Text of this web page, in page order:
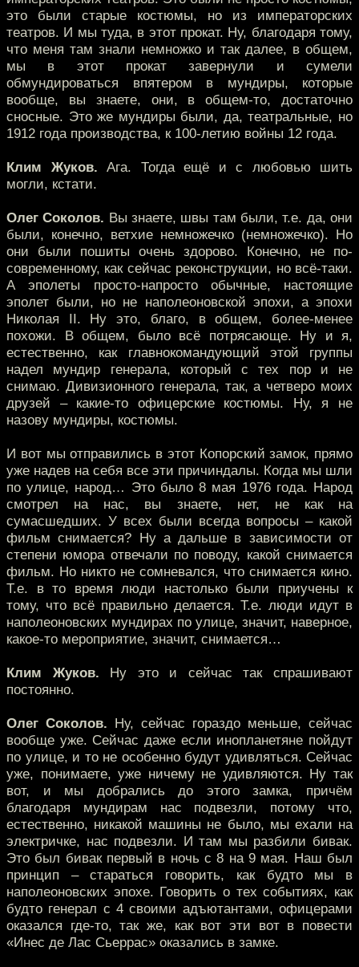
это были старые костюмы, но из императорских
театров. И мы туда, в этот прокат. Ну, благодаря тому,
что меня там знали немножко и так далее, в общем,
мы в этот прокат завернули и сумели
обмундироваться впятером в мундиры, которые
вообще, вы знаете, они, в общем-то, достаточно
сносные. Это же мундиры были, да, театральные, но
1912 года производства, к 100-летию войны 12 года.
Клим Жуков. Ага. Тогда ещё и с любовью шить
могли, кстати.
Олег Соколов. Вы знаете, швы там были, т.е. да, они
были, конечно, ветхие немножечко (немножечко). Но
они были пошиты очень здорово. Конечно, не по-
современному, как сейчас реконструкции, но всё-таки.
А эполеты просто-напросто обычные, настоящие
эполет были, но не наполеоновской эпохи, а эпохи
Николая II. Ну это, благо, в общем, более-менее
похожи. В общем, было всё потрясающе. Ну и я,
естественно, как главнокомандующий этой группы
надел мундир генерала, который с тех пор и не
снимаю. Дивизионного генерала, так, а четверо моих
друзей – какие-то офицерские костюмы. Ну, я не
назову мундиры, костюмы.
И вот мы отправились в этот Копорский замок, прямо
уже надев на себя все эти причиндалы. Когда мы шли
по улице, народ… Это было 8 мая 1976 года. Народ
смотрел на нас, вы знаете, нет, не как на
сумасшедших. У всех были всегда вопросы – какой
фильм снимается? Ну а дальше в зависимости от
степени юмора отвечали по поводу, какой снимается
фильм. Но никто не сомневался, что снимается кино.
Т.е. в то время люди настолько были приучены к
тому, что всё правильно делается. Т.е. люди идут в
наполеоновских мундирах по улице, значит, наверное,
какое-то мероприятие, значит, снимается…
Клим Жуков. Ну это и сейчас так спрашивают
постоянно.
Олег Соколов. Ну, сейчас гораздо меньше, сейчас
вообще уже. Сейчас даже если инопланетяне пойдут
по улице, и то не особенно будут удивляться. Сейчас
уже, понимаете, уже ничему не удивляются. Ну так
вот, и мы добрались до этого замка, причём
благодаря мундирам нас подвезли, потому что,
естественно, никакой машины не было, мы ехали на
электричке, нас подвезли. И там мы разбили бивак.
Это был бивак первый в ночь с 8 на 9 мая. Наш был
принцип – стараться говорить, как будто мы в
наполеоновских эпохе. Говорить о тех событиях, как
будто генерал с 4 своими адъютантами, офицерами
оказался где-то, так же, как вот эти вот в повести
«Инес де Лас Сьеррас» оказались в замке.